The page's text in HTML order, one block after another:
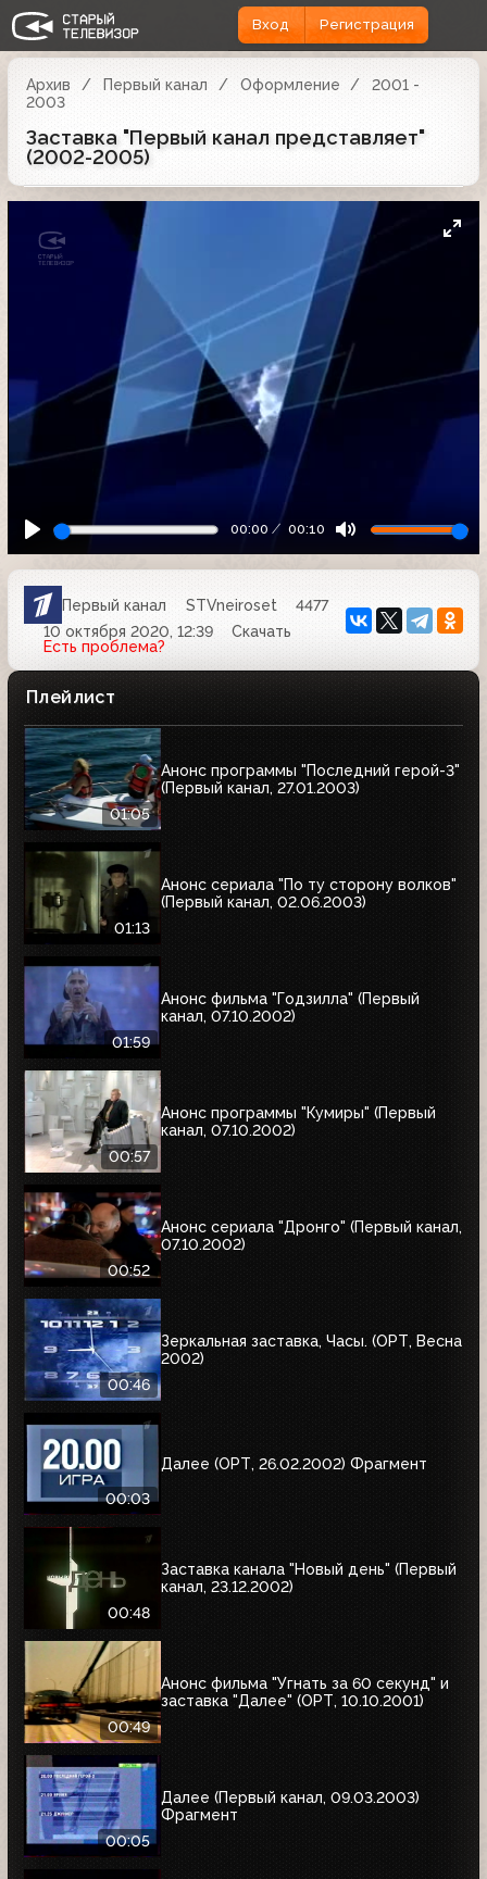
Вход Регистрация
Архив Первый канал Оформление
2001 -
2003
Заставка "Первый канал представляет"
(2002-2005)
00:00 00:10
Первый канал STVneiroset
4477
10 октября 2020, 12:39
Скачать
Есть проблема?
Плейлист
01:05
Анонс программы "Последний герой-3"
(Первый канал, 27.01.2003)
01:13
Анонс сериала "По ту сторону волков"
(Первый канал, 02.06.2003)
01:59
Анонс фильма "Годзилла" (Первый
канал, 07.10.2002)
00:57
Анонс программы "Кумиры" (Первый
канал, 07.10.2002)
00:52
Анонс сериала "Дронго" (Первый канал,
07.10.2002)
00:46
Зеркальная заставка, Часы. (ОРТ, Весна
2002)
00:03
Далее (ОРТ, 26.02.2002) Фрагмент
00:48
Заставка канала "Новый день" (Первый
канал, 23.12.2002)
00:49
Анонс фильма "Угнать за 60 секунд" и
заставка "Далее" (ОРТ, 10.10.2001)
00:05
Далее (Первый канал, 09.03.2003)
Фрагмент